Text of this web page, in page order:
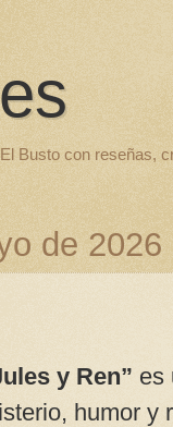
Busto con reseñas,
de 2026
y Ren” es
humor y